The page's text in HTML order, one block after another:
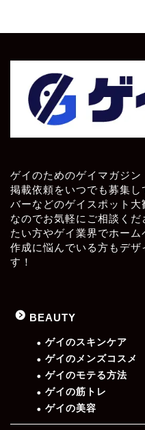
ゲイのためのゲイマガジ
掲載依頼をいつでも募集
バーなどのゲイスポット
なのでお気軽にご相談く
たい方やゲイ業界でホー
作成に悩んでいる方もデ
す！
BEAUTY
ゲイのスキンケア
ゲイのメンズコスメ
ゲイのモテる方法
ゲイの筋トレ
ゲイの美容